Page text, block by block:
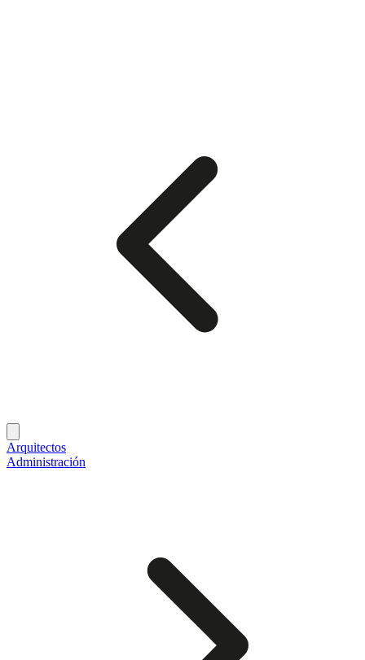
Arquitectos
Administración